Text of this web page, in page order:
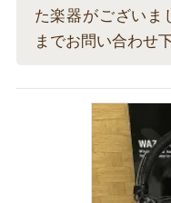
た楽器がございま
までお問い合わせ